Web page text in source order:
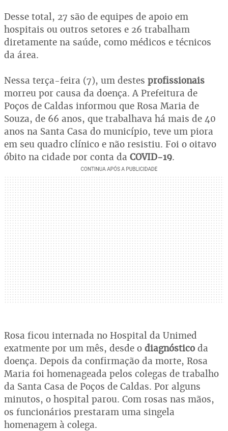
Desse total, 27 são de equipes de apoio em
hospitais ou outros setores e 26 trabalham
diretamente na saúde, como médicos e técnicos
da área.
Nessa terça-feira (7), um destes profissionais
morreu por causa da doença. A Prefeitura de
Poços de Caldas informou que Rosa Maria de
Souza, de 66 anos, que trabalhava há mais de 40
anos na Santa Casa do município, teve um piora
em seu quadro clínico e não resistiu. Foi o oitavo
óbito na cidade por conta da COVID-19.
Rosa ficou internada no Hospital da Unimed
exatmente por um mês, desde o diagnóstico da
doença. Depois da confirmação da morte, Rosa
Maria foi homenageada pelos colegas de trabalho
da Santa Casa de Poços de Caldas. Por alguns
minutos, o hospital parou. Com rosas nas mãos,
os funcionários prestaram uma singela
homenagem à colega.